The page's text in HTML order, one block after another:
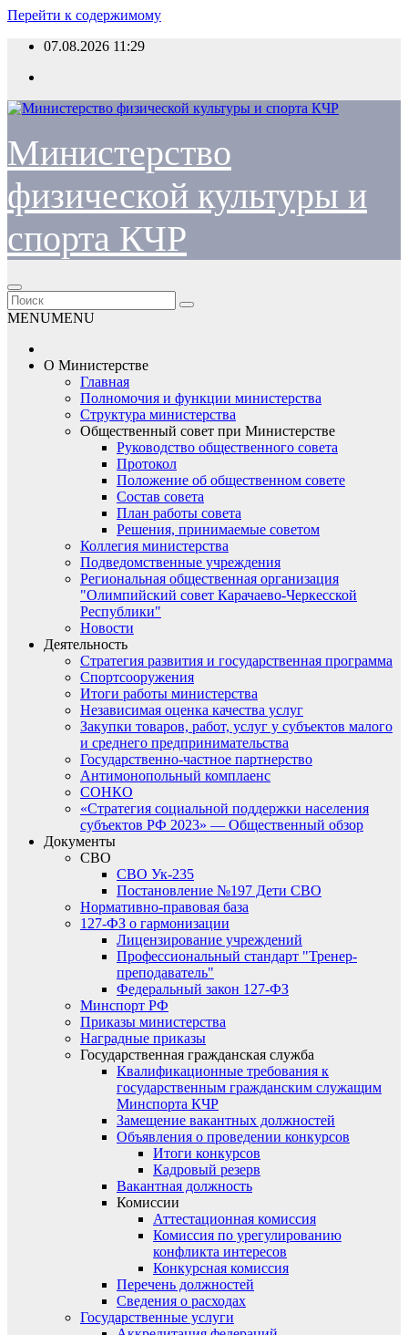
Перейти к содержимому
07.08.2026 11:29
Министерство
физической культуры и
спорта КЧР
MENUMENU
О Министерстве
Главная
Полномочия и функции министерства
Структура министерства
Общественный совет при Министерстве
Руководство общественного совета
Протокол
Положение об общественном совете
Состав совета
План работы совета
Решения, принимаемые советом
Коллегия министерства
Подведомственные учреждения
Региональная общественная организация
"Олимпийский совет Карачаево-Черкесской
Республики"
Новости
Деятельность
Стратегия развития и государственная программа
Спортсооружения
Итоги работы министерства
Независимая оценка качества услуг
Закупки товаров, работ, услуг у субъектов малого
и среднего предпринимательства
Государственно-частное партнерство
Антимонопольный комплаенс
СОНКО
«Стратегия социальной поддержки населения
субъектов РФ 2023» — Общественный обзор
Документы
СВО
СВО Ук-235
Постановление №197 Дети СВО
Нормативно-правовая база
127-ФЗ о гармонизации
Лицензирование учреждений
Профессиональный стандарт "Тренер-
преподаватель"
Федеральный закон 127-ФЗ
Минспорт РФ
Приказы министерства
Наградные приказы
Государственная гражданская служба
Квалификационные требования к
государственным гражданским служащим
Минспорта КЧР
Замещение вакантных должностей
Объявления о проведении конкурсов
Итоги конкурсов
Кадровый резерв
Вакантная должность
Комиссии
Аттестационная комиссия
Комиссия по урегулированию
конфликта интересов
Конкурсная комиссия
Перечень должностей
Сведения о расходах
Государственные услуги